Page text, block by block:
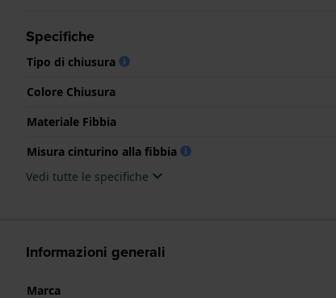
Specifiche
Tipo di chiusura
Colore Chiusura
Materiale Fibbia
Misura cinturino alla fibbia
Vedi tutte le specifiche
Informazioni generali
Marca